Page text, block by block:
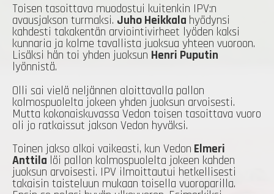
Toisen tasoittava muodostui kuitenkin IPV:n
avausjakson turmaksi. Juho Heikkala hyödynsi
kahdesti takakentän arviointivirheet lyöden kaksi
kunnaria ja kolme tavallista juoksua yhteen vuoroon.
Lisäksi hän toi yhden juoksun Henri Puputin
lyönnistä.
Olli sai vielä neljännen aloittavalla pallon
kolmospuolelta jokeen yhden juoksun arvoisesti.
Mutta kokonaiskuvassa Vedon toisen tasoittava vuoro
oli jo ratkaissut jakson Vedon hyväksi.
Toinen jakso alkoi vaikeasti, kun Vedon Elmeri
Anttila löi pallon kolmospuolelta jokeen kahden
juoksun arvoisesti. IPV ilmoittautui hetkellisesti
takaisin taisteluun mukaan toisella vuoroparilla.